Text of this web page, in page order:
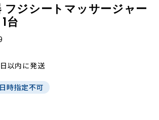
フジシートマッサージャー
台
以内に発送
日時指定不可